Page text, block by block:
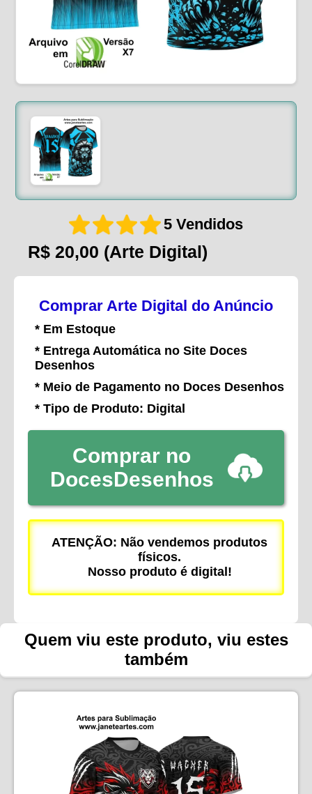
5 Vendidos
R$ 20,00 (Arte Digital)
Comprar Arte Digital do Anúncio
* Em Estoque
* Entrega Automática no Site Doces
Desenhos
* Meio de Pagamento no Doces Desenhos
* Tipo de Produto: Digital
Comprar no
DocesDesenhos
ATENÇÃO: Não vendemos produtos
físicos.
Nosso produto é digital!
Quem viu este produto, viu estes
também